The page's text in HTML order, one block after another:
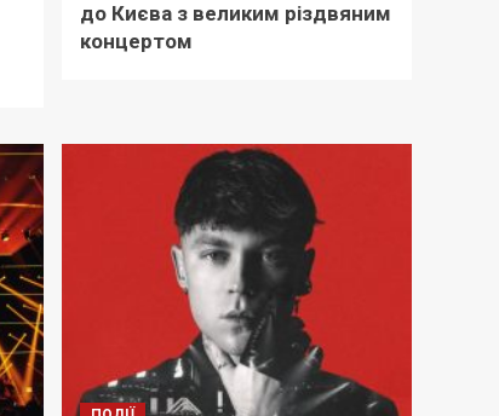
до Києва з великим різдвяним
концертом